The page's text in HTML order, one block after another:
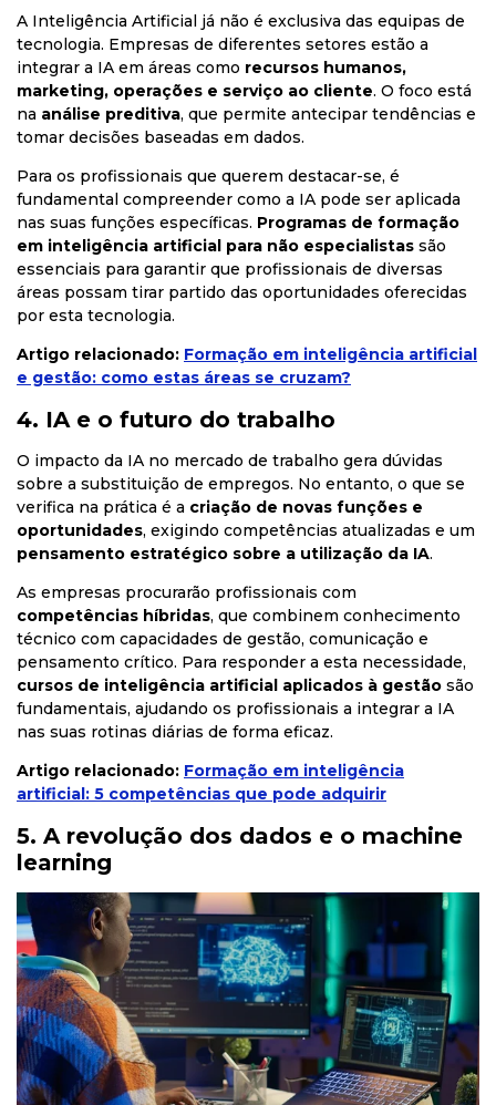
A Inteligência Artificial já não é exclusiva das equipas de
tecnologia. Empresas de diferentes setores estão a
integrar a IA em áreas como recursos humanos,
marketing, operações e serviço ao cliente. O foco está
na análise preditiva, que permite antecipar tendências e
tomar decisões baseadas em dados.
Para os profissionais que querem destacar-se, é
fundamental compreender como a IA pode ser aplicada
nas suas funções específicas. Programas de formação
em inteligência artificial para não especialistas são
essenciais para garantir que profissionais de diversas
áreas possam tirar partido das oportunidades oferecidas
por esta tecnologia.
Artigo relacionado: Formação em inteligência artificial
e gestão: como estas áreas se cruzam?
4. IA e o futuro do trabalho
O impacto da IA no mercado de trabalho gera dúvidas
sobre a substituição de empregos. No entanto, o que se
verifica na prática é a criação de novas funções e
oportunidades, exigindo competências atualizadas e um
pensamento estratégico sobre a utilização da IA.
As empresas procurarão profissionais com
competências híbridas, que combinem conhecimento
técnico com capacidades de gestão, comunicação e
pensamento crítico. Para responder a esta necessidade,
cursos de inteligência artificial aplicados à gestão são
fundamentais, ajudando os profissionais a integrar a IA
nas suas rotinas diárias de forma eficaz.
Artigo relacionado: Formação em inteligência
artificial: 5 competências que pode adquirir
5. A revolução dos dados e o machine
learning